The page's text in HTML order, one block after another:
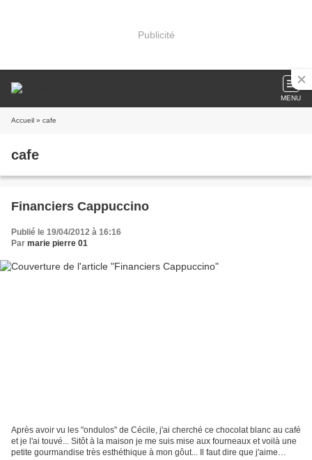
Publicité
MENU
Accueil » cafe
cafe
Financiers Cappuccino
Publié le 19/04/2012 à 16:16
Par marie pierre 01
Après avoir vu les "ondulos" de Cécile, j'ai cherché ce chocolat blanc au café
et je l'ai touvé... Sitôt à la maison je me suis mise aux fourneaux et voilà une
petite gourmandise très esthéthique à mon gôut... Il faut dire que j'aime